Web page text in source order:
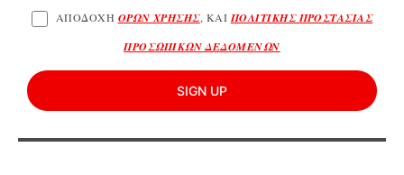
ΑΠΟΔΟΧΗ ΟΡΩΝ ΧΡΗΣΗΣ, ΚΑΙ ΠΟΛΙΤΙΚΗΣ ΠΡΟΣΤΑΣΙΑΣ
ΠΡΟΣΩΠΙΚΩΝ ΔΕΔΟΜΕΝΩΝ
SIGN UP